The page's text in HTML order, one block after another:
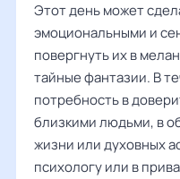
Этот день может
эмоциональными и
повергнуть их в
тайные фантазии. В
потребность в
близкими людьми, в
жизни или духовных
психологу или в